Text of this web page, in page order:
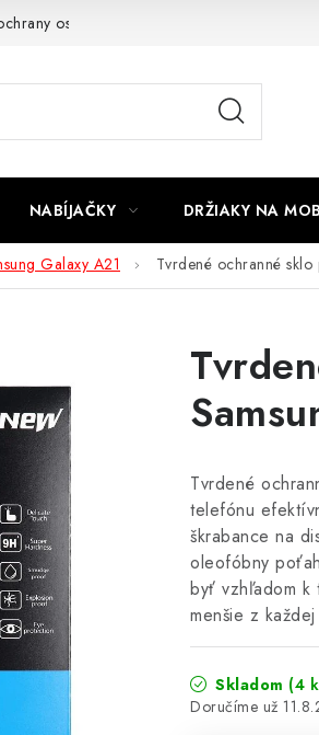
osobných údajov
NABÍJAČKY DRŽIAKY NA
Galaxy A21 Tvrdené ochranné sklo
Tvrdené
telefónu
škrabance na
oleofóbny
byť vzhľadom k
menšie z
Skladom (4